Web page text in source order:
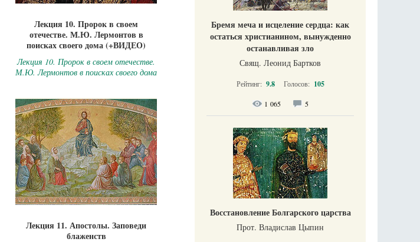
Лекция 10. Пророк в своем
отечестве. М.Ю. Лермонтов в
поисках своего дома (+ВИДЕО)
Лекция 10. Пророк в своем отечестве.
М.Ю. Лермонтов в поисках своего дома
Лекция 11. Апостолы. Заповеди
блаженств
Бремя меча и исцеление сердца: как
остаться христианином, вынужденно
останавливая зло
Свящ. Леонид Бартков
Рейтинг: 9.8 Голосов: 105
1 065 5
Восстановление Болгарского царства
Прот. Владислав Цыпин